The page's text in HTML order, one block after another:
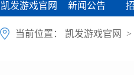
凯发游戏官网
凯发游戏官网 新闻公告
新闻公告
当前位置： 凯发游戏官网 >